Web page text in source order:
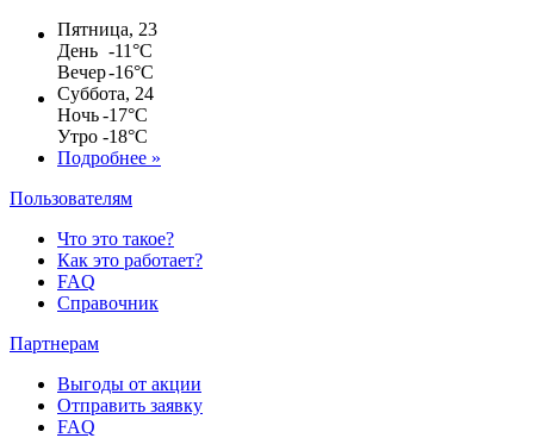
Пятница, 23
День -11°C
Вечер-16°C
Суббота, 24
Ночь-17°C
Утро -18°C
Подробнее »
Пользователям
Что это такое?
Как это работает?
FAQ
Справочник
Партнерам
Выгоды от акции
Отправить заявку
FAQ